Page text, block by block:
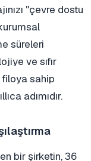
"çevre dostu
süreleri
ve sıfır
sahip
adımıdır.
bir şirketin, 36